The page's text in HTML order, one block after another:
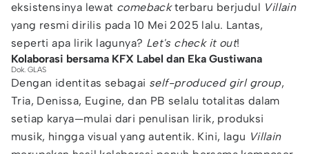
eksistensinya lewat comebackterbaru berjudul Villain
yang resmi dirilis pada 10 Mei 2025 lalu. Lantas,
seperti apa lirik lagunya? Let's check it out!
Kolaborasi bersama KFX Label dan Eka Gustiwana
Dok. GLAS
Dengan identitas sebagai self-produced girl group,
Tria, Denissa, Eugine, dan PB selalu totalitas dalam
setiap karya—mulai dari penulisan lirik, produksi
musik, hingga visual yang autentik. Kini, lagu Villain